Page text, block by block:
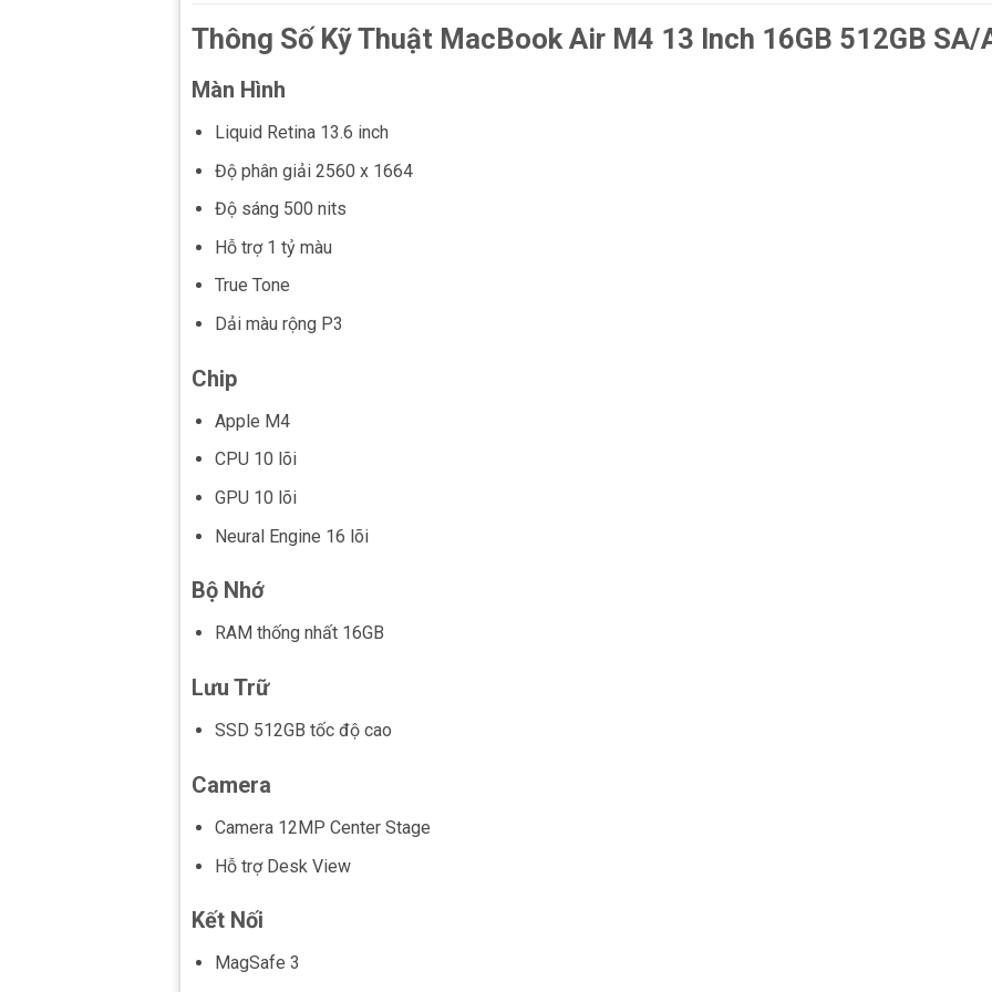
Thông Số Kỹ Thuật MacBook Air M4 13 Inch 16GB 512GB SA/
Màn Hình
Liquid Retina 13.6 inch
Độ phân giải 2560 x 1664
Độ sáng 500 nits
Hỗ trợ 1 tỷ màu
True Tone
Dải màu rộng P3
Chip
Apple M4
CPU 10 lõi
GPU 10 lõi
Neural Engine 16 lõi
Bộ Nhớ
RAM thống nhất 16GB
Lưu Trữ
SSD 512GB tốc độ cao
Camera
Camera 12MP Center Stage
Hỗ trợ Desk View
Kết Nối
MagSafe 3